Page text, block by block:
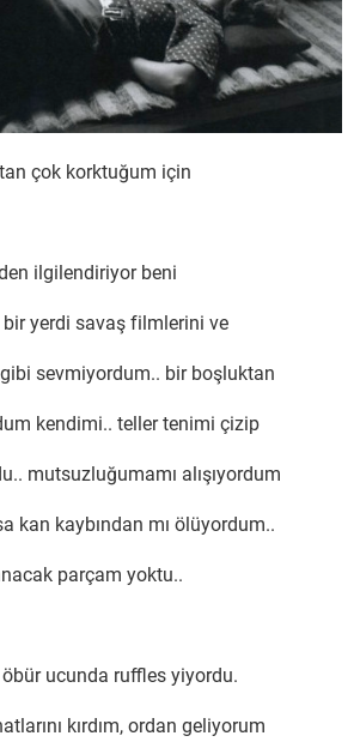
çok korktuğum için
ilgilendiriyor beni
yerdi savaş filmlerini ve
sevmiyordum.. bir boşluktan
kendimi.. teller tenimi çizip
mutsuzluğumamı alışıyordum
kan kaybından mı ölüyordum..
parçam yoktu..
ucunda ruffles yiyordu.
kırdım, ordan geliyorum